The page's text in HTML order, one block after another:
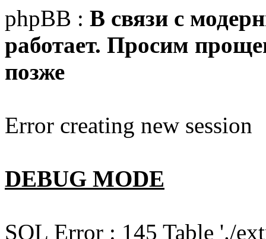
phpBB : В связи с
работает. Просим
позже
Error creating new session
DEBUG MODE
SQL Error : 145 Table './